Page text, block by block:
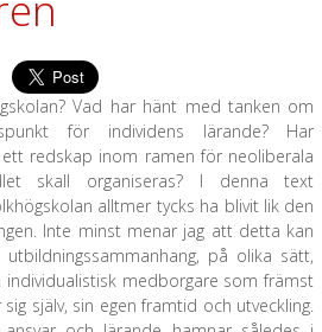
Vad har hänt med tanken om
för individens lärande? Har
redskap inom ramen för neoliberala
skall organiseras? I denna text
alltmer tycks ha blivit lik den
Inte minst menar jag att detta kan
på olika sätt,
medborgare som främst
själv, sin egen framtid och utveckling.